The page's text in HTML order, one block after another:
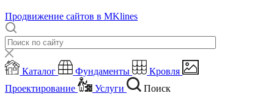
Продвижение сайтов в MKlines
Каталог Фундаменты
Кровля
Проектирование
Услуги Поиск